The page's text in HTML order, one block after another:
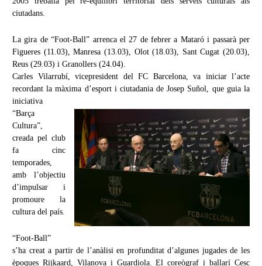
ciutadans.
La gira de “Foot-Ball” arrenca el 27 de febrer a Mataró i passarà per
Figueres (11.03), Manresa (13.03), Olot (18.03), Sant Cugat (20.03),
Reus (29.03) i Granollers (24.04).
Carles Vilarrubí, vicepresident del FC Barcelona, va iniciar l’acte
recordant la màxima d’esport i ciutadania de Josep Suñol, que guia la
iniciativa
“Barça
Cultura”,
creada pel club
fa cinc
temporades,
amb l’objectiu
d’impulsar i
promoure la
cultura del país.
“Foot-Ball”
s’ha creat a partir de l’anàlisi en profunditat d’algunes jugades de les
èpoques Rijkaard, Vilanova i Guardiola. El coreògraf i ballarí Cesc